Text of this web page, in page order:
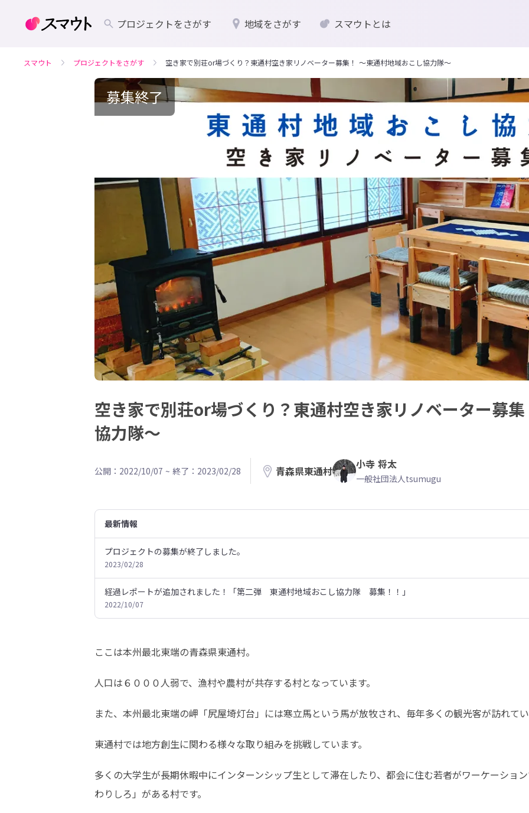
プロジェクトをさがす 地域をさがす スマウトとは
スマウト プロジェクトをさがす 空き家で別荘or場づくり？東通村空き家リノベーター募集！ 〜東通村地域おこし協力隊〜
募集終了
空き家で別荘or場づくり？東通村空き家リノベーター募
協力隊〜
公開：2022/10/07 ~ 終了：2023/02/28 青森県東通村 小寺 将太
一般社団法人tsumugu
最新情報
プロジェクトの募集が終了しました。
2023/02/28
経過レポートが追加されました！「第二弾 東通村地域おこし協力隊 募集！！」
2022/10/07
ここは本州最北東端の青森県東通村。
人口は６０００人弱で、漁村や農村が共存する村となっています。
また、本州最北東端の岬「尻屋埼灯台」には寒立馬という馬が放牧され、毎年多くの観光客が訪れて
東通村では地方創生に関わる様々な取り組みを挑戦しています。
多くの大学生が長期休暇中にインターンシップ生として滞在したり、都会に住む若者がワーケーショ
わりしろ」がある村です。